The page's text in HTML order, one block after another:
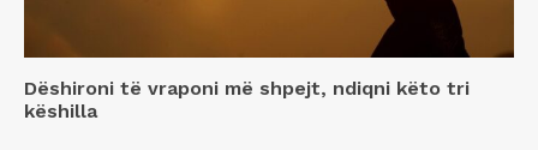
Dëshironi të vraponi më shpejt, ndiqni këto tri
këshilla